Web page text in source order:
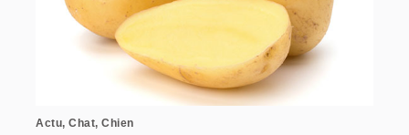
Actu, Chat, Chien